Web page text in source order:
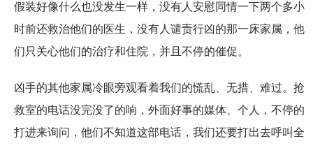
假装好像什么也没发生一样，没有人安慰同情一下两个多小
时前还救治他们的医生，没有人谴责行凶的那一床家属，他
们只关心他们的治疗和住院，并且不停的催促。
凶手的其他家属冷眼旁观看着我们的慌乱、无措、难过。抢
救室的电话没完没了的响，外面好事的媒体、个人，不停的
打进来询问，他们不知道这部电话，我们还要打出去呼叫全